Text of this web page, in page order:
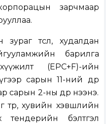
зарчмаар
төсөл, худалдан
барилга
(EPC+F)-ийн
сарын 11-ний өдөр
сарын 2-ны өдөр нээнэ.
төр, хувийн хэвшлийн
тендерийн бэлтгэл